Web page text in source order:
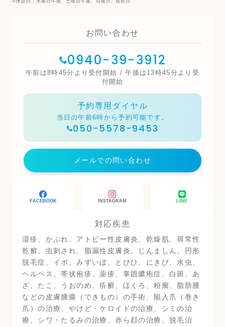
お問い合わせ
0940-39-3912
午前は8時45分より受付開始 / 午後は13時45分より受
付開始
予約専用ダイヤル
当日の午前6時から予約可能です。
050-5578-9453
メールでの問い合わせ
FACEBOOK INSTAGRAM LINE
対応疾患
湿疹、かぶれ、アトピー性皮膚炎、乾燥肌、尋常性
乾癬、虫刺され、脂漏性皮膚炎、じんましん、円形
脱毛症、イボ、みずいぼ、とびひ、にきび、水虫、
ヘルペス、帯状疱疹、薬疹、掌蹠膿疱症、白斑、あ
ざ、たこ、うおのめ、疥癬、ほくろ、粉瘤、脂肪腫
などの皮膚腫瘍（できもの）の手術、陥入爪（巻き
爪）の治療、やけど・ケロイドの治療、シミの治
療、シワ・たるみの治療、赤ら顔の治療、脱毛治